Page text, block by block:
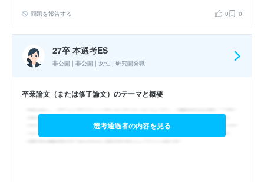
問題を報告する 0 0
27卒 本選考ES
非公開 | 非公開 | 女性 | 研究開発職
卒業論文（または修了論文）のテーマと概要
選考通過者の内容を見る